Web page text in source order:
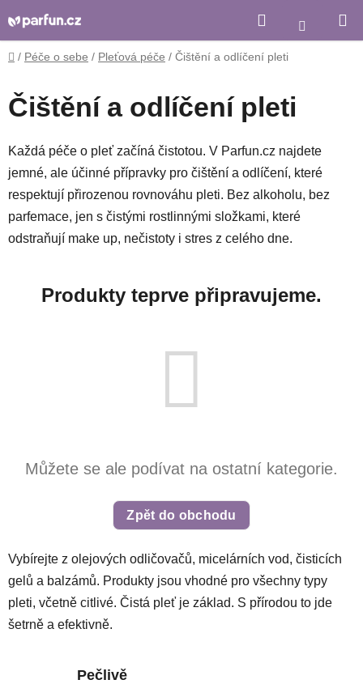
na
obsah
Nákupní
košík
Domů
/ Péče o sebe / Pleťová péče / Čištění a odlíčení pleti
Čištění a odlíčení pleti
Každá péče o pleť začíná čistotou. V Parfun.cz najdete
jemné, ale účinné přípravky pro čištění a odlíčení, které
respektují přirozenou rovnováhu pleti. Bez alkoholu, bez
parfemace, jen s čistými rostlinnými složkami, které
odstraňují make up, nečistoty i stres z celého dne.
Produkty teprve připravujeme.
Můžete se ale podívat na ostatní kategorie.
Zpět do obchodu
Vybírejte z olejových odličovačů, micelárních vod, čisticích
gelů a balzámů. Produkty jsou vhodné pro všechny typy
pleti, včetně citlivé. Čistá pleť je základ. S přírodou to jde
šetrně a efektivně.
Pečlivě